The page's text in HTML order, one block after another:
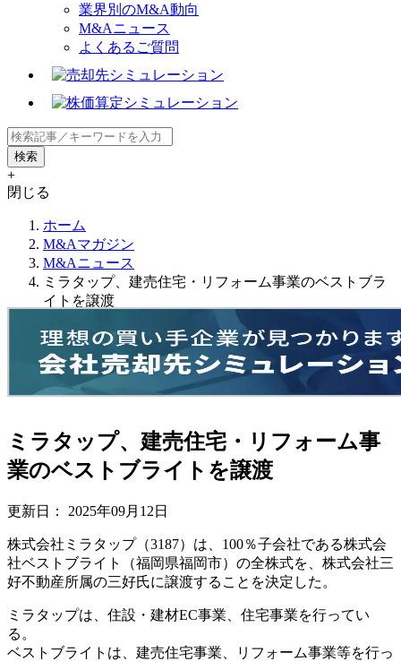
業界別のM&A動向
M&Aニュース
よくあるご質問
+
閉じる
ホーム
M&Aマガジン
M&Aニュース
ミラタップ、建売住宅・リフォーム事業のベストブラ
イトを譲渡
ミラタップ、建売住宅・リフォーム事
業のベストブライトを譲渡
更新日： 2025年09月12日
株式会社ミラタップ（3187）は、100％子会社である株式会
社ベストブライト（福岡県福岡市）の全株式を、株式会社三
好不動産所属の三好氏に譲渡することを決定した。
ミラタップは、住設・建材EC事業、住宅事業を行ってい
る。
ベストブライトは、建売住宅事業、リフォーム事業等を行っ